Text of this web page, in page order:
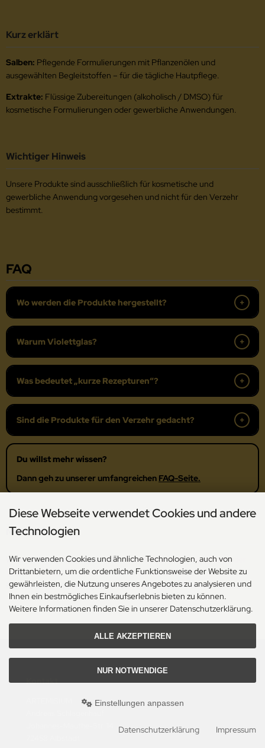
Kurz erklärt
Salben: Pflegende Formulierungen mit Pflanzenölen und
ausgewählten Begleitstoffen – für die tägliche Hautpflege.
Extrakte: Flüssige Zubereitungen (alkoholisch / DMSO) für
kosmetische Formulierungen oder gewerbliche Anwendungen.
Wichtiger Hinweis
Unsere Produkte sind ausschließlich für kosmetische und
gewerbliche Anwendung vorgesehen und nicht für den Verzehr
bestimmt.
FAQ
Wo werden die Produkte hergestellt?
Warum Violettglas?
Was bedeutet „kurze Rezepturen“?
Sind die Produkte für den Verzehr gedacht?
Du willst mehr wissen?
Dann geh zu unserer umfangreichen FAQ-Seite.
Mehr erfahren
Wenn du tiefer einsteigen willst:Artemisia annua – Heilpflanze der
Götter (Barbara Simonsohn)– auchals Hörbuch.
Für uns das am besten geschriebene Buch über Artemisia annua!
Kontakt
Diese Webseite verwendet Cookies und andere
Technologien
Wir verwenden Cookies und ähnliche Technologien, auch von
Drittanbietern, um die ordentliche Funktionsweise der Website zu
gewährleisten, die Nutzung unseres Angebotes zu analysieren und
Ihnen ein bestmögliches Einkaufserlebnis bieten zu können.
Weitere Informationen finden Sie in unserer Datenschutzerklärung.
ALLE AKZEPTIEREN
NUR NOTWENDIGE
Einstellungen anpassen
Datenschutzerklärung Impressum